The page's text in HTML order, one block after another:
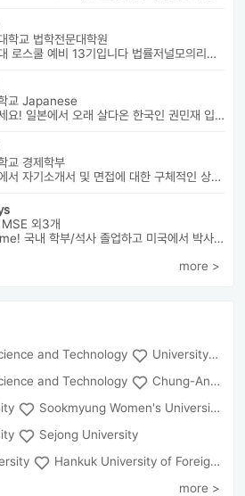
학교 법학전문대학원
성균관대 로스쿨 예비 13기입니다 법률저널모의리트 전체3등으로 장학금 ...
교 Japanese
안녕허세요! 일본에서 오래 살다온 한국인 권민재 입니다. 16년간 설고...
교 경제학부
대치동에서 자기소개서 및 면접에 대한 구체적인 상담 진행하고 있습니다....
외3개
Welcome! 국내 학부/석사 졸업하고 미국에서 박사과정 재학중입니다. ...
more >
and Technology
University of Seoul
and Technology
Chung-Ang University
Sookmyung Women's University
Sejong University
Hankuk University of Foreign Studies(Global Campus
more >